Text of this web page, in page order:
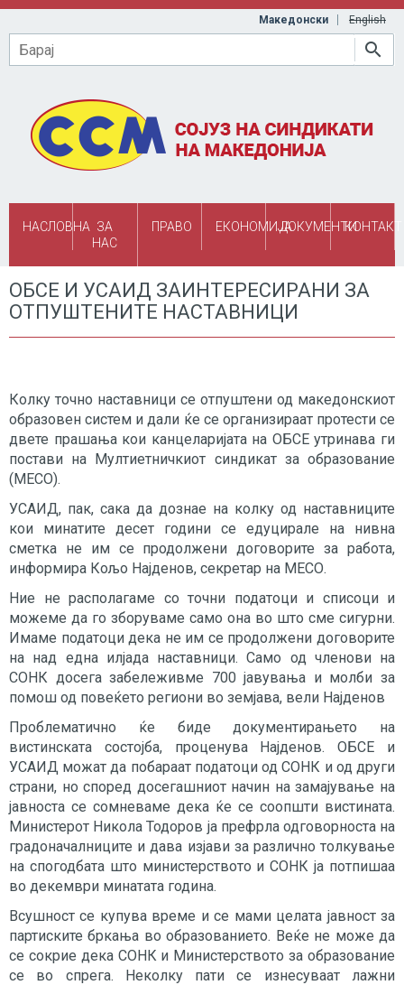
Skip to main content
Македонски English
Барај
НАСЛОВНА ЗА
НАС
ПРАВО ЕКОНОМИЈАДОКУМЕНТИКОНТАКТ
ОБСЕ И УСАИД ЗАИНТЕРЕСИРАНИ ЗА
ОТПУШТЕНИТЕ НАСТАВНИЦИ
Колку точно наставници се отпуштени од македонскиот
образовен систем и дали ќе се организираат протести се
двете прашања кои канцеларијата на ОБСЕ утринава ги
постави на Мултиетничкиот синдикат за образование
(МЕСО).
УСАИД, пак, сака да дознае на колку од наставниците
кои минатите десет години се едуцирале на нивна
сметка не им се продолжени договорите за работа,
информира Кољо Најденов, секретар на МЕСО.
Ние не располагаме со точни податоци и списоци и
можеме да го зборуваме само она во што сме сигурни.
Имаме податоци дека не им се продолжени договорите
на над една илјада наставници. Само од членови на
СОНК досега забележивме 700 јавувања и молби за
помош од повеќето региони во земјава, вели Најденов
Проблематично ќе биде документирањето на
вистинската состојба, проценува Најденов. ОБСЕ и
УСАИД можат да побараат податоци од СОНК и од други
страни, но според досегашниот начин на замајување на
јавноста се сомневаме дека ќе се соопшти вистината.
Министерот Никола Тодоров ја префрла одговорноста на
градоначалниците и дава изјави за различно толкување
на спогодбата што министерството и СОНК ја потпишаа
во декември минатата година.
Всушност се купува време и се мами целата јавност за
партиските бркања во образованието. Веќе не може да
се сокрие дека СОНК и Министерството за образование
се во спрега. Неколку пати се изнесуваат лажни